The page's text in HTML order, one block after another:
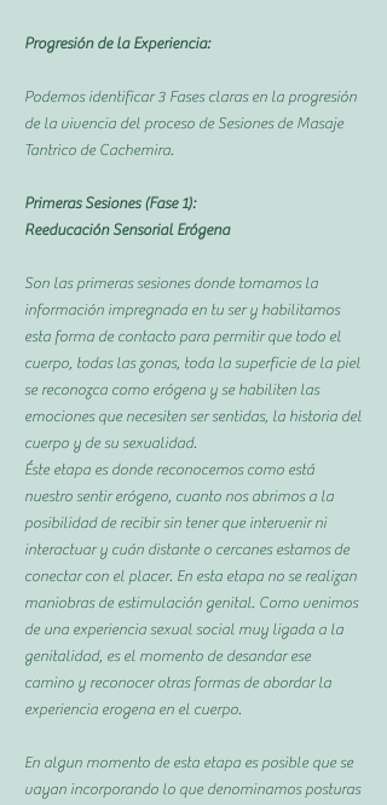
Progresión de la Experiencia:
Podemos identificar 3 Fases claras en la progresión
de la vivencia del proceso de Sesiones de Masaje
Tantrico de Cachemira.
Primeras Sesiones (Fase 1):
Reeducación Sensorial Erógena
Son las primeras sesiones donde tomamos la
información impregnada en tu ser y habilitamos
esta forma de contacto para permitir que todo el
cuerpo, todas las zonas, toda la superficie de la piel
se reconozca como erógena y se habiliten las
emociones que necesiten ser sentidas, la historia del
cuerpo y de su sexualidad.
Éste etapa es donde reconocemos como está
nuestro sentir erógeno, cuanto nos abrimos a la
posibilidad de recibir sin tener que intervenir ni
interactuar y cuán distante o cercanes estamos de
conectar con el placer. En esta etapa no se realizan
maniobras de estimulación genital. Como venimos
de una experiencia sexual social muy ligada a la
genitalidad, es el momento de desandar ese
camino y reconocer otras formas de abordar la
experiencia erogena en el cuerpo.
En algun momento de esta etapa es posible que se
vayan incorporando lo que denominamos posturas